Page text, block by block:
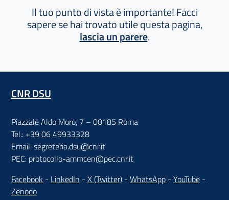
Il tuo punto di vista è importante! Facci
sapere se hai trovato utile questa pagina,
lascia un parere.
CNR DSU
Piazzale Aldo Moro, 7 – 00185 Roma
Tel.: +39 06 49933328
Email: segreteria.dsu@cnr.it
PEC: protocollo-ammcen@pec.cnr.it
Facebook - LinkedIn - X (Twitter) - WhatsApp - YouTube -
Zenodo